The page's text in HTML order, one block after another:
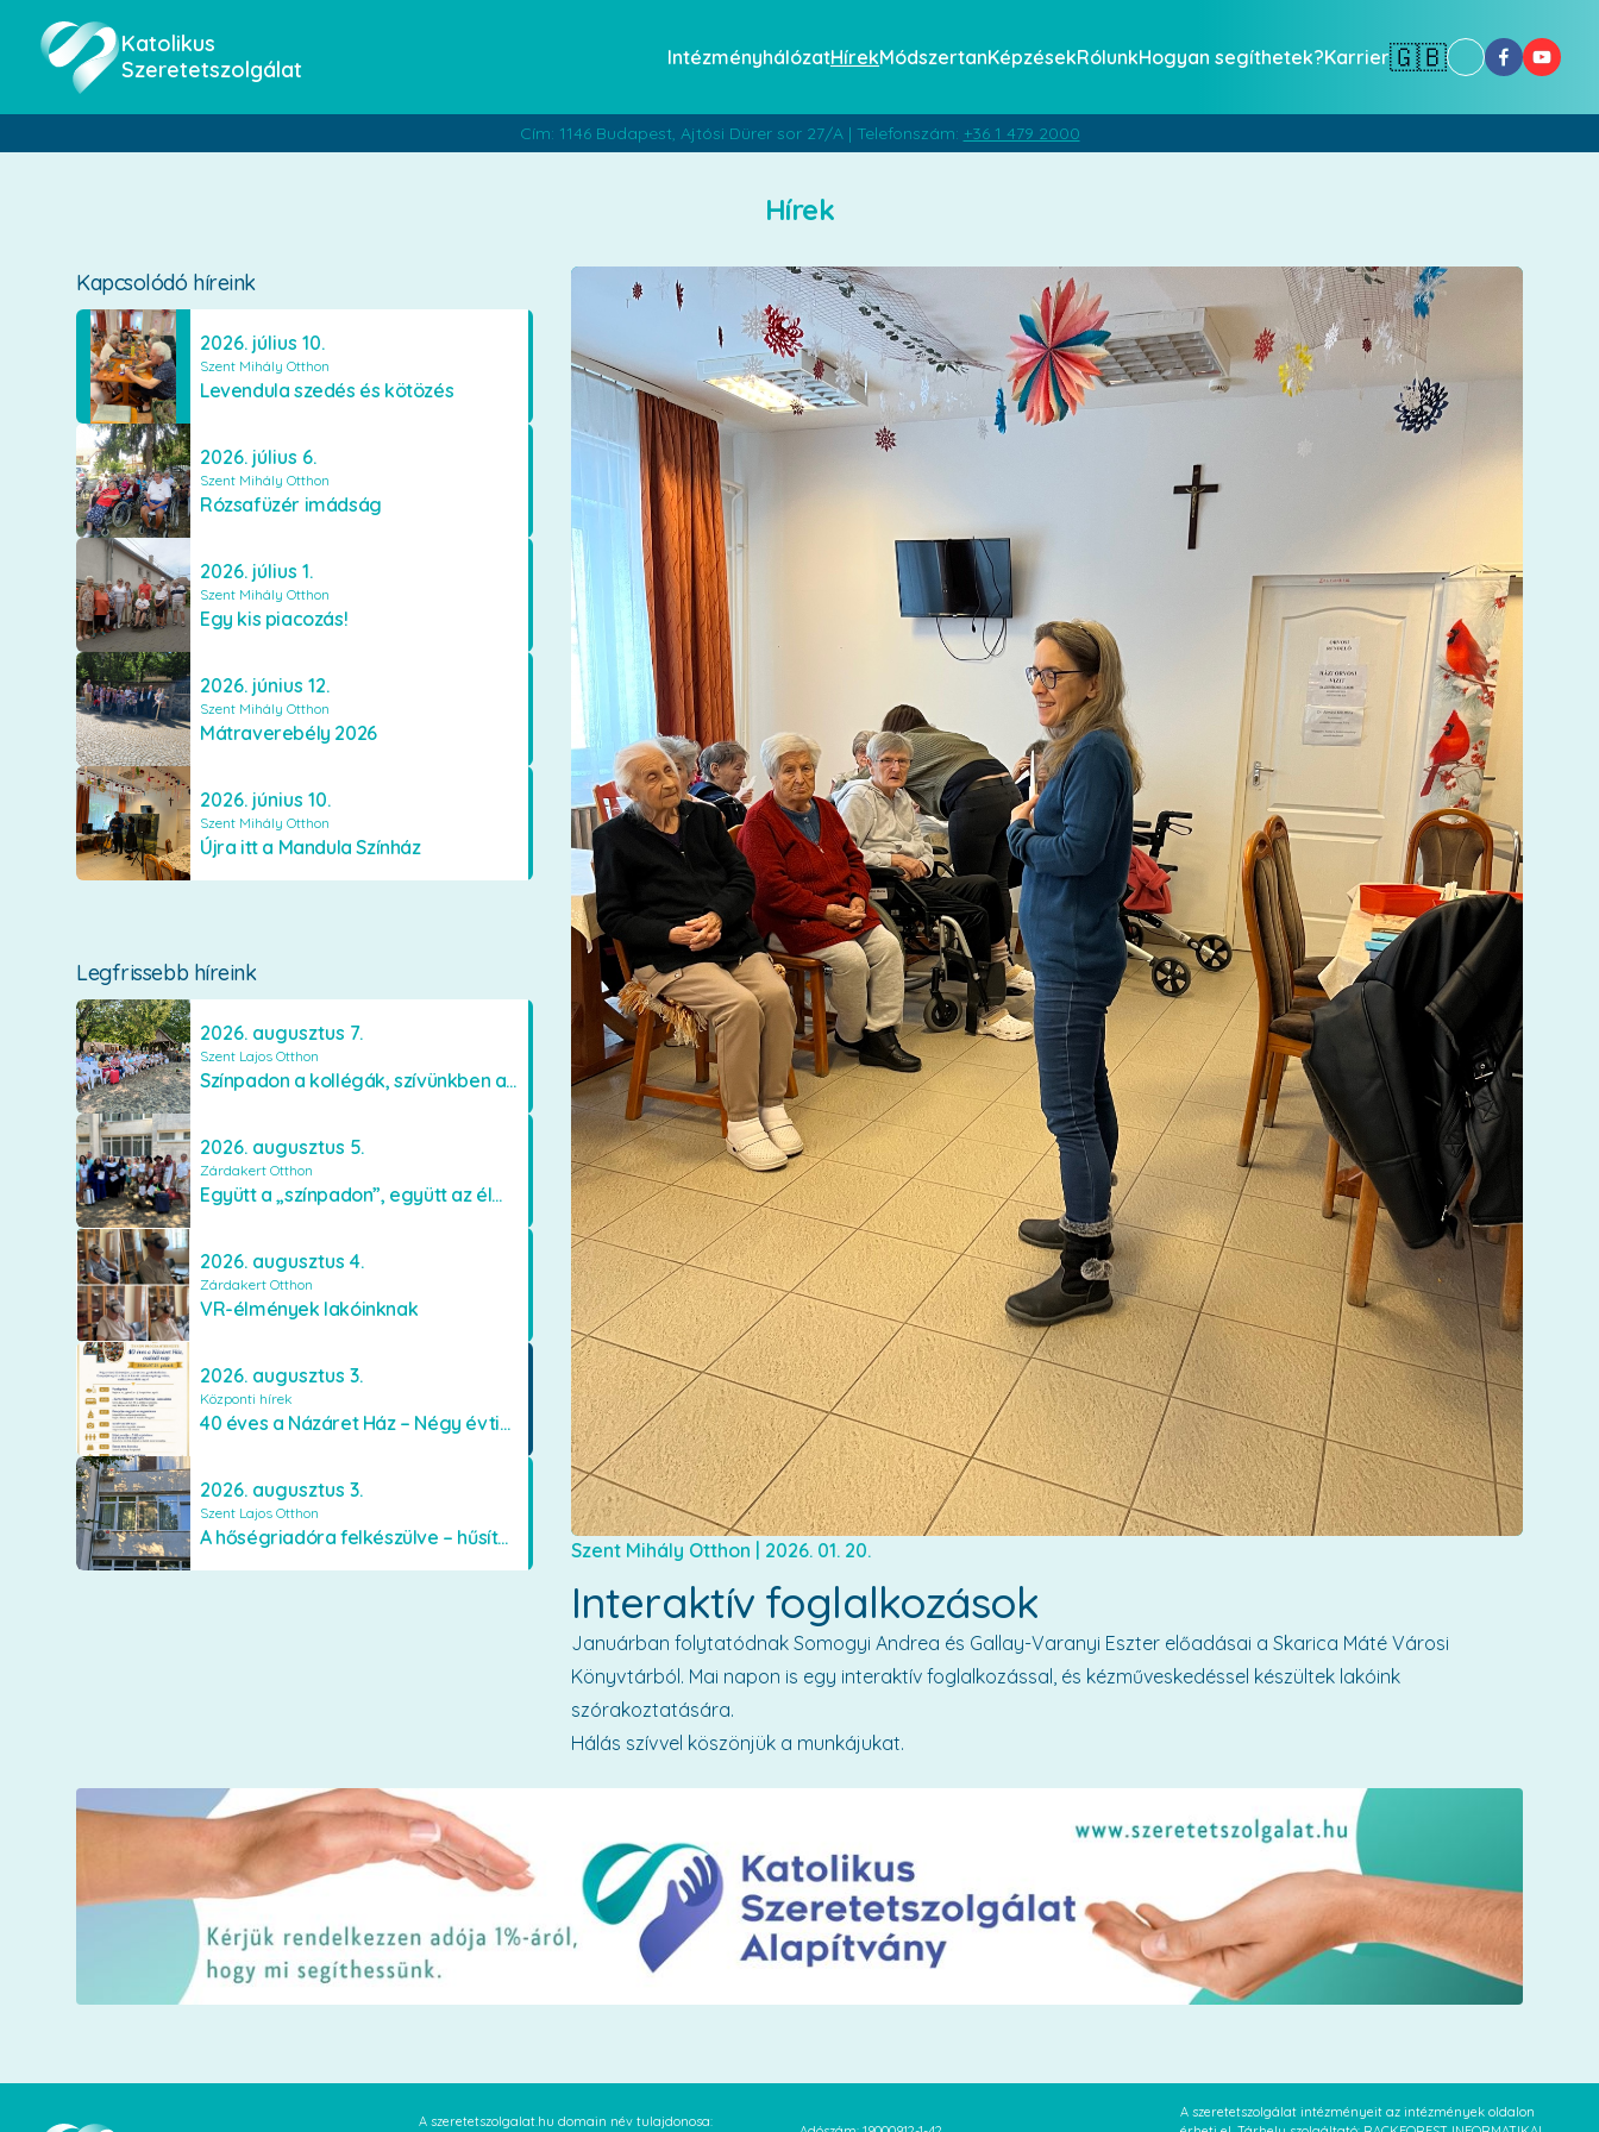
Katolikus
Szeretetszolgálat
IntézményhálózatHírekMódszertanKépzésekRólunkHogyan segíthetek?Karrier🇬🇧
Cím: 1146 Budapest, Ajtósi Dürer sor 27/A | Telefonszám: +36 1 479 2000
Hírek
Kapcsolódó híreink
2026. július 10.
Szent Mihály Otthon
Levendula szedés és kötözés
2026. július 6.
Szent Mihály Otthon
Rózsafüzér imádság
2026. július 1.
Szent Mihály Otthon
Egy kis piacozás!
2026. június 12.
Szent Mihály Otthon
Mátraverebély 2026
2026. június 10.
Szent Mihály Otthon
Újra itt a Mandula Színház
Legfrissebb híreink
2026. augusztus 7.
Szent Lajos Otthon
Színpadon a kollégák, szívünkben a lakók
2026. augusztus 5.
Zárdakert Otthon
Együtt a „színpadon”, együtt az élményekért 🎭✨
2026. augusztus 4.
Zárdakert Otthon
VR-élmények lakóinknak
2026. augusztus 3.
Központi hírek
40 éves a Názáret Ház – Négy évtized szeretetben és gondoskodásban
2026. augusztus 3.
Szent Lajos Otthon
A hőségriadóra felkészülve – hűsítő fejlesztések a Szent Lajos Otthonban
Szent Mihály Otthon | 2026. 01. 20.
Interaktív foglalkozások
Januárban folytatódnak Somogyi Andrea és Gallay-Varanyi Eszter előadásai a Skarica Máté Városi
Könyvtárból. Mai napon is egy interaktív foglalkozással, és kézműveskedéssel készültek lakóink
szórakoztatására.
Hálás szívvel köszönjük a munkájukat.
A szeretetszolgalat.hu domain név tulajdonosa:
A szeretetszolgálat intézményeit az intézmények oldalon